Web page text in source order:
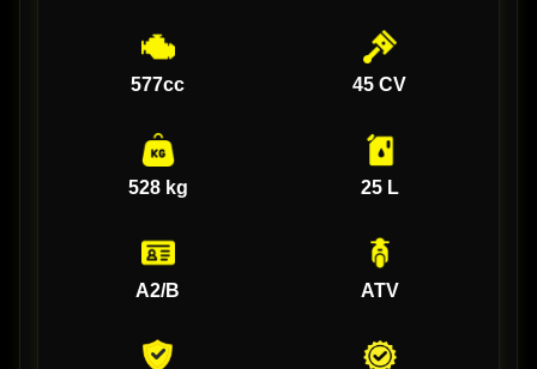
577cc 45 CV
528 kg 25 L
A2/B ATV